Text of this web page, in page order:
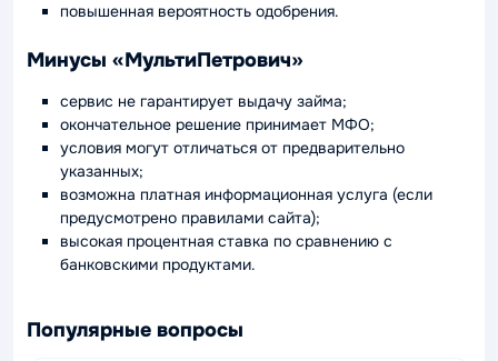
повышенная вероятность одобрения.
Минусы «МультиПетрович»
сервис не гарантирует выдачу займа;
окончательное решение принимает МФО;
условия могут отличаться от предварительно
указанных;
возможна платная информационная услуга (если
предусмотрено правилами сайта);
высокая процентная ставка по сравнению с
банковскими продуктами.
Популярные вопросы